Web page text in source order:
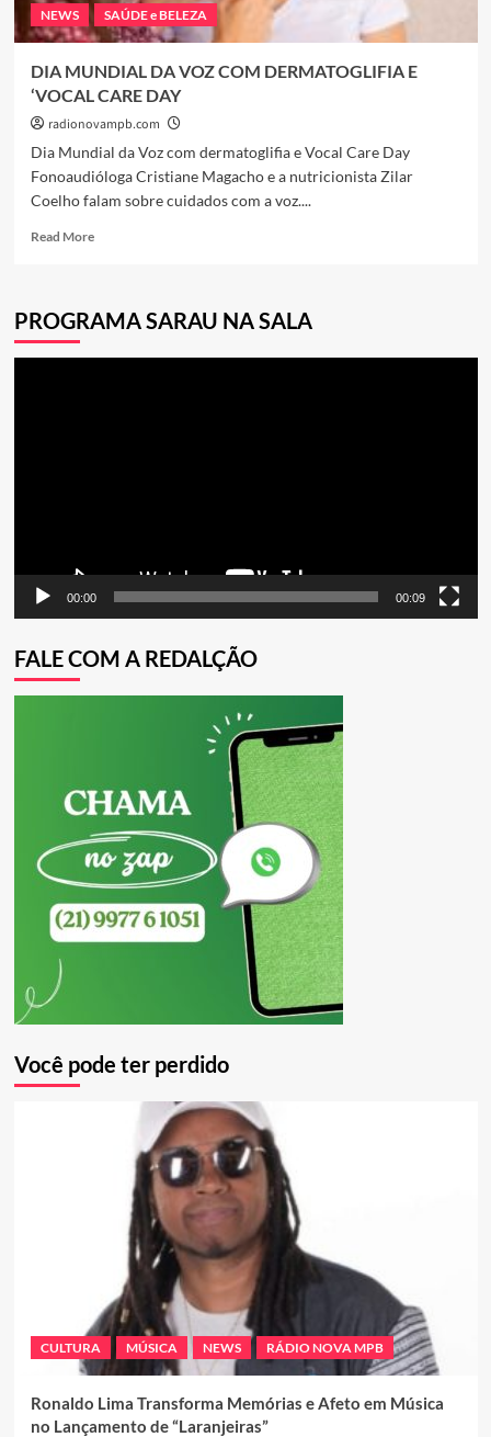
NEWS SAÚDE e BELEZA
DIA MUNDIAL DA VOZ COM DERMATOGLIFIA E
‘VOCAL CARE DAY
radionovampb.com
Dia Mundial da Voz com dermatoglifia e Vocal Care Day
Fonoaudióloga Cristiane Magacho e a nutricionista Zilar
Coelho falam sobre cuidados com a voz....
Read MoreRead
MUNDIAL
VOZ
PROGRAMA SARAU NA SALA
00:00 00:09
FALE COM A REDALÇÃO
Você pode ter perdido
CULTURA MÚSICA NEWS RÁDIO NOVA MPB
Ronaldo Lima Transforma Memórias e Afeto em Música
no Lançamento de “Laranjeiras”